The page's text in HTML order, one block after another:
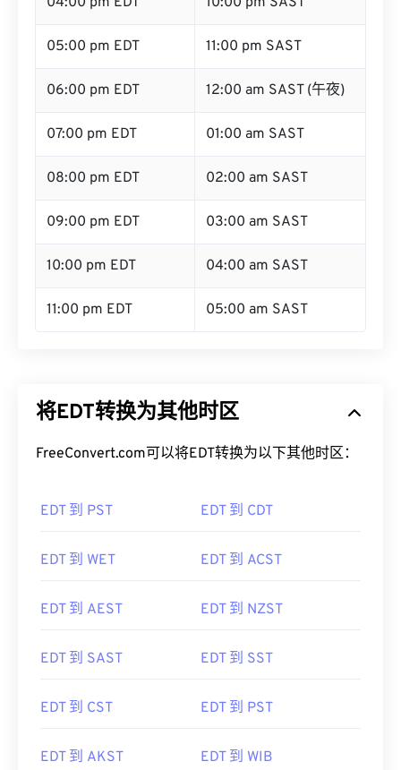
05:00 pm EDT 11:00 pm SAST
06:00 pm EDT 12:00 am SAST (午夜)
07:00 pm EDT 01:00 am SAST
08:00 pm EDT 02:00 am SAST
09:00 pm EDT 03:00 am SAST
10:00 pm EDT 04:00 am SAST
11:00 pm EDT 05:00 am SAST
将EDT转换为其他时区
FreeConvert.com可以将EDT转换为以下其他时区：
EDT 到 PST EDT 到 CDT
EDT 到 WET EDT 到 ACST
EDT 到 AEST EDT 到 NZST
EDT 到 SAST EDT 到 SST
EDT 到 CST EDT 到 PST
EDT 到 AKST EDT 到 WIB